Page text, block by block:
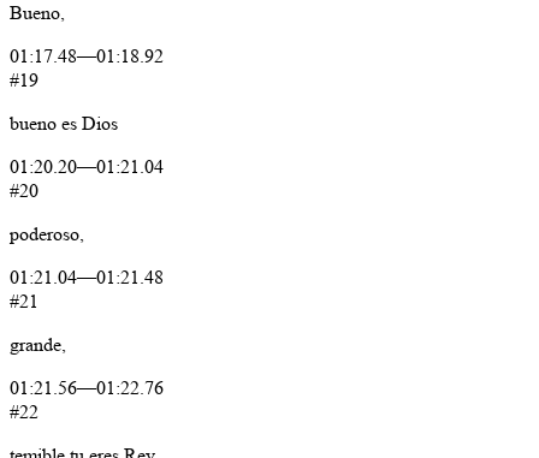
Bueno,
01:17.48—01:18.92
#19
bueno es Dios
01:20.20—01:21.04
#20
poderoso,
01:21.04—01:21.48
#21
grande,
01:21.56—01:22.76
#22